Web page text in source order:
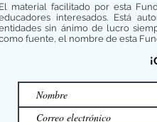
El material facilitado por esta
interesados. Está
sin ánimo de lucro
fuente, el nombre de esta